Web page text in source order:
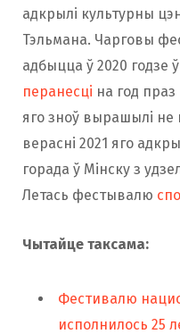
адкрылі культурны
Тэльмана. Чарговы
адбыцца ў 2020 годзе
перанесці на год праз
яго зноў вырашылі не
верасні 2021 яго
горада ў Мінску з
Летась фестывалю
Чытайце таксама:
Фестивалю
исполнилось 25